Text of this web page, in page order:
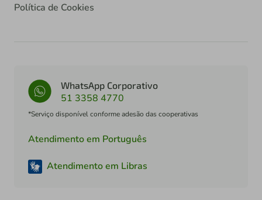
Política de Cookies
WhatsApp Corporativo
51 3358 4770
*Serviço disponível conforme adesão das cooperativas
Atendimento em Português
Atendimento em Libras